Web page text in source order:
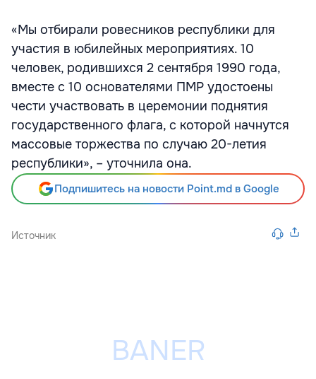
«Мы отбирали ровесников республики для
участия в юбилейных мероприятиях. 10
человек, родившихся 2 сентября 1990 года,
вместе с 10 основателями ПМР удостоены
чести участвовать в церемонии поднятия
государственного флага, с которой начнутся
массовые торжества по случаю 20-летия
республики», – уточнила она.
Подпишитесь на новости Point.md в Google
Источник